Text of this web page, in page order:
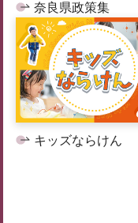
奈良県政策集
キッズならけん